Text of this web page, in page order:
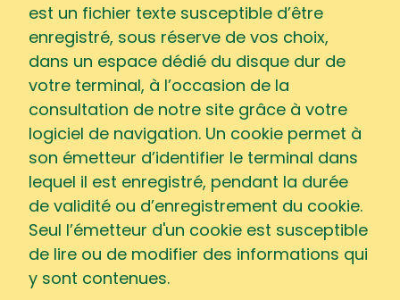
est un fichier texte susceptible d’être
enregistré, sous réserve de vos choix,
dans un espace dédié du disque dur de
votre terminal, à l’occasion de la
consultation de notre site grâce à votre
logiciel de navigation. Un cookie permet à
son émetteur d’identifier le terminal dans
lequel il est enregistré, pendant la durée
de validité ou d’enregistrement du cookie.
Seul l’émetteur d'un cookie est susceptible
de lire ou de modifier des informations qui
y sont contenues.